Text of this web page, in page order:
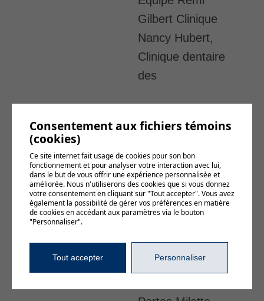
Gilbert Clinique
Nancy Hubert,
Clinique dentaire
des
Autopro, Groupe
Robin –
Complexe 3R,
Remorquage
Guilbert,
Larivière et
Massicotte,
Consentement aux fichiers témoins
(cookies)
Ce site internet fait usage de cookies pour son bon
fonctionnement et pour analyser votre interaction avec lui,
dans le but de vous offrir une expérience personnalisée et
améliorée. Nous n'utiliserons des cookies que si vous donnez
votre consentement en cliquant sur "Tout accepter". Vous avez
également la possibilité de gérer vos préférences en matière
de cookies en accédant aux paramètres via le bouton
"Personnaliser".
Tout accepter Personnaliser